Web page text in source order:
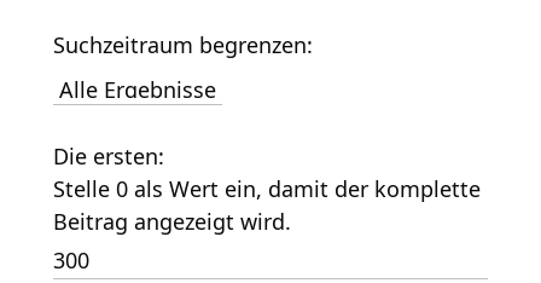
Suchzeitraum begrenzen:
Die ersten:
Stelle 0 als Wert ein, damit der komplette
Beitrag angezeigt wird.